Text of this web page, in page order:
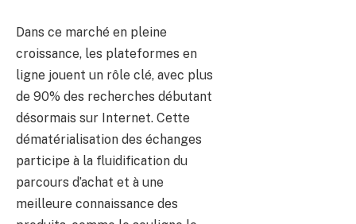
Dans ce marché en pleine
croissance, les plateformes en
ligne jouent un rôle clé, avec plus
de 90% des recherches débutant
désormais sur Internet. Cette
dématérialisation des échanges
participe à la fluidification du
parcours d’achat et à une
meilleure connaissance des